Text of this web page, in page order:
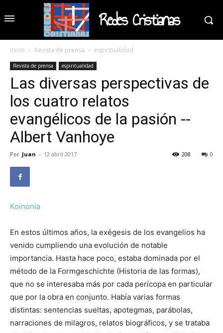
Redes Cristianas
Inicio Revista de prensa espiritualidad
Revista de prensa espiritualidad
Las diversas perspectivas de
los cuatro relatos
evangélicos de la pasión --
Albert Vanhoye
Por Juan - 12 abril 2017 0
208
Koinonía
En estos últimos años, la exégesis de los evangelios ha
venido cumpliendo una evolución de notable
importancia. Hasta hace poco, estaba dominada por el
método de la Formgeschichte (Historia de las formas),
que no se interesaba más por cada perícopa en particular
que por la obra en conjunto. Había varias formas
distintas: sentencias sueltas, apotegmas, parábolas,
narraciones de milagros, relatos biográficos, y se trataba